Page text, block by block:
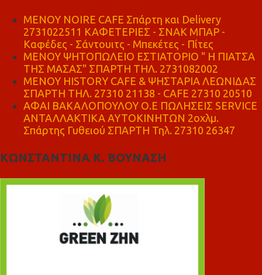
MENOY NOIRE CAFE Σπάρτη και Delivery
2731022511 ΚΑΦΕΤΕΡΙΕΣ - ΣΝΑΚ ΜΠΑΡ -
Καφέδες - Σάντουιτς - Μπεκέτες - Πίτες
ΜΕΝΟΥ ΨΗΤΟΠΩΛΕΙΟ ΕΣΤΙΑΤΟΡΙΟ " Η ΠΙΑΤΣΑ
ΤΗΣ ΜΑΣΑΣ" ΣΠΑΡΤΗ ΤΗΛ. 2731082002
ΜΕΝΟΥ HISTORY CAFE & ΨΗΣΤΑΡΙΑ ΛΕΩΝΙΔΑΣ
ΣΠΑΡΤΗ ΤΗΛ. 27310 21138 - CAFE 27310 20510
ΑΦΑΙ ΒΑΚΑΛΟΠΟΥΛΟΥ Ο.Ε ΠΩΛΗΣΕΙΣ SERVICE
ΑΝΤΑΛΛΑΚΤΙΚΑ ΑΥΤΟΚΙΝΗΤΩΝ 2οχλμ.
Σπάρτης Γυθειού ΣΠΑΡΤΗ Τηλ. 27310 26347
ΚΩΝΣΤΑΝΤΙΝΑ Κ. ΒΟΥΝΑΣΗ